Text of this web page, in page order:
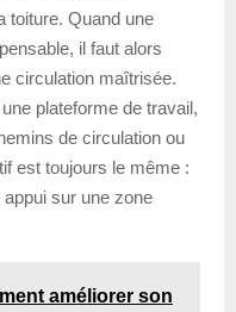
toiture. Quand une
il faut alors
circulation maîtrisée.
plateforme de travail,
de circulation ou
est toujours le même :
appui sur une zone
améliorer son